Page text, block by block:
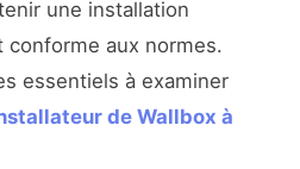
une installation
conforme aux normes.
essentiels à examiner
de Wallbox à